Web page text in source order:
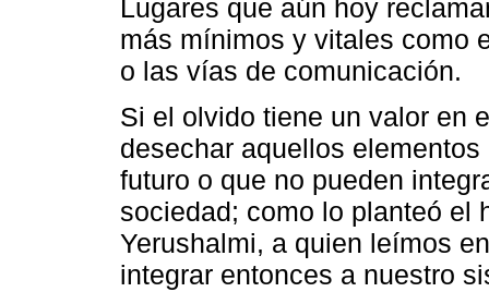
Lugares que aún hoy
más mínimos y vitales como
o las vías de comunicación.
Si el olvido tiene un valor en
desechar aquellos
futuro o que no pueden
sociedad; como lo planteó el
Yerushalmi, a quien leímos
integrar entonces a nuestro